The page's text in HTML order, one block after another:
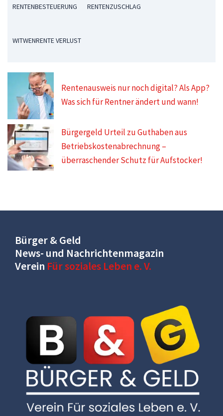
RENTENBESTEUERUNG RENTENZUSCHLAG
WITWENRENTE VERLUST
Rentenausweis nur noch digital? Als App?
Was sich für Rentner ändert und wann!
Bürgergeld Urteil zu Guthaben aus
Betriebskostenabrechnung –
überraschender Schutz für Aufstocker!
Bürger & Geld
News- und Nachrichtenmagazin
Verein Für soziales Leben e. V.